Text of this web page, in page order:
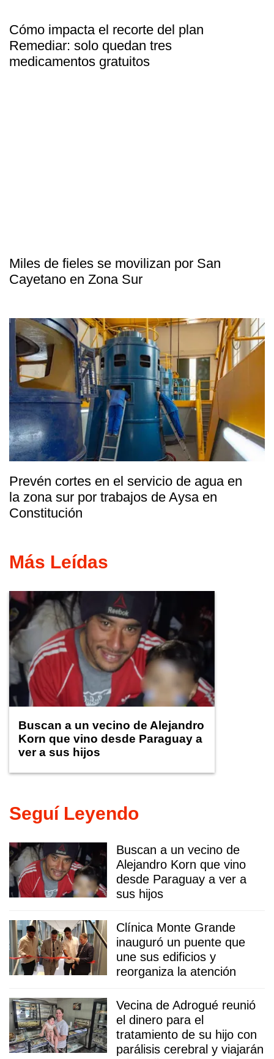
Cómo impacta el recorte del plan
Remediar: solo quedan tres
medicamentos gratuitos
Miles de fieles se movilizan por San
Cayetano en Zona Sur
Prevén cortes en el servicio de agua en
la zona sur por trabajos de Aysa en
Constitución
Más Leídas
Buscan a un vecino de Alejandro
Korn que vino desde Paraguay a
ver a sus hijos
Seguí Leyendo
Buscan a un vecino de
Alejandro Korn que vino
desde Paraguay a ver a
sus hijos
Clínica Monte Grande
inauguró un puente que
une sus edificios y
reorganiza la atención
Vecina de Adrogué reunió
el dinero para el
tratamiento de su hijo con
parálisis cerebral y viajarán